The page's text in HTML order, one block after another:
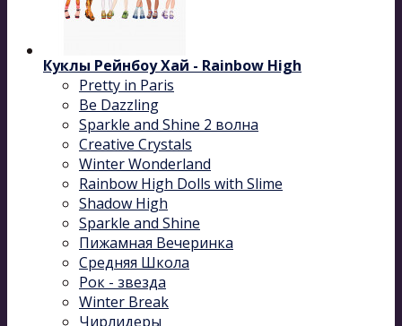
Куклы Рейнбоу Хай - Rainbow High
Pretty in Paris
Be Dazzling
Sparkle and Shine 2 волна
Сreative Сrystals
Winter Wonderland
Rainbow High Dolls with Slime
Shadow High
Sparkle and Shine
Пижамная Вечеринка
Средняя Школа
Рок - звезда
Winter Break
Чирлидеры